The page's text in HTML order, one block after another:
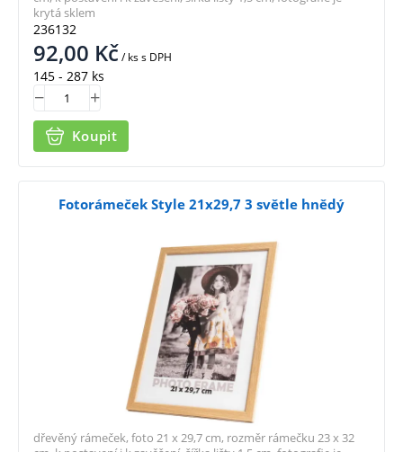
236132
92,00 Kč/ kss DPH
145 - 287 ks
Koupit
krytá sklem
Fotorámeček Style 21x29,7 3 světle hnědý
dřevěný rámeček, foto 21 x 29,7 cm, rozměr rámečku 23 x 32